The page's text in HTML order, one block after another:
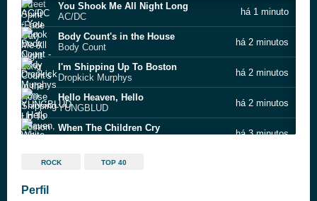
You Shook Me All Night Long
AC/DC
há 1 minuto
Body Count's in the House
Body Count
há 2 minutos
I'm Shipping Up To Boston
Dropkick Murphys
há 2 minutos
Hello Heaven, Hello
YUNGBLUD
há 2 minutos
When The Children Cry
há 3 minutos
Time Is on My Side
ROCK TOP 40
Perfil